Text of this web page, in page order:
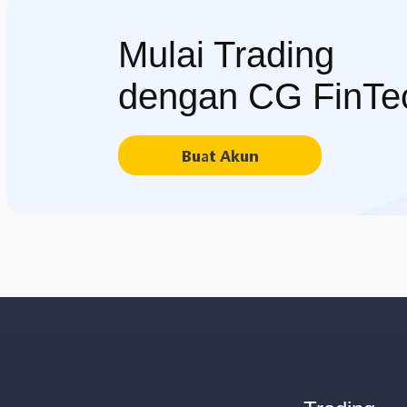
Mulai Trading
dengan CG
Buat Akun